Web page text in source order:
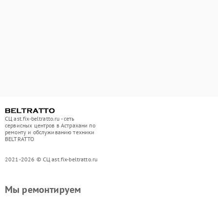
СЦ ast.fix-beltratto.ru - сеть
сервисных центров в Астрахани по
ремонту и обслуживанию техники
BELTRATTO
2021-2026 © СЦ ast.fix-beltratto.ru
Мы ремонтируем